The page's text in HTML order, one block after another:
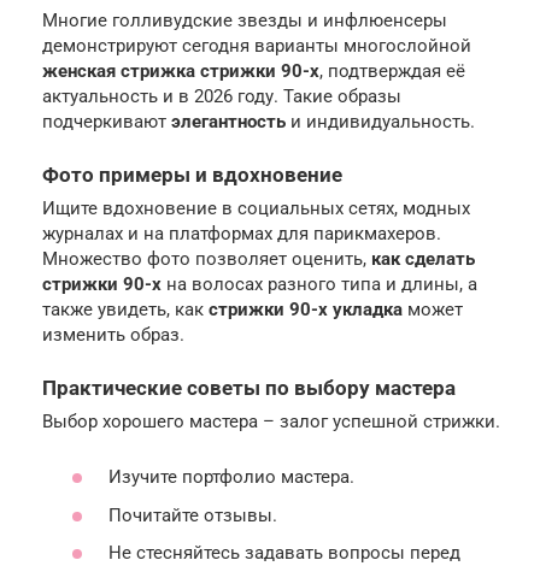
Многие голливудские звезды и инфлюенсеры
демонстрируют сегодня варианты многослойной
женская стрижка стрижки 90-х, подтверждая её
актуальность и в 2026 году. Такие образы
подчеркивают элегантность и индивидуальность.
Фото примеры и вдохновение
Ищите вдохновение в социальных сетях, модных
журналах и на платформах для парикмахеров.
Множество фото позволяет оценить, как сделать
стрижки 90-х на волосах разного типа и длины, а
также увидеть, как стрижки 90-х укладка может
изменить образ.
Практические советы по выбору мастера
Выбор хорошего мастера – залог успешной стрижки.
Изучите портфолио мастера.
Почитайте отзывы.
Не стесняйтесь задавать вопросы перед